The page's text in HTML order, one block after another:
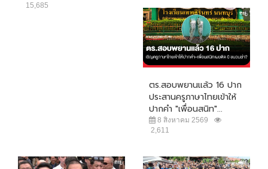
15,685
ตร.สอบพยานแล้ว 16 ปาก
ประสานครูภาษาไทยเข้าให้
ปากคำ "เพื่อนสนิท"...
8 สิงหาคม 2569
2,611